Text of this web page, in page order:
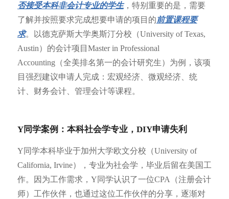
否接受本科非会计专业的学生，特别重要的是，需要
了解并按照要求完成想要申请的项目的前置课程要
求。以德克萨斯大学奥斯汀分校（University of Texas,
Austin）的会计项目Master in Professional
Accounting（全美排名第一的会计研究生）为例，该项
目强烈建议申请人完成：宏观经济、微观经济、统
计、财务会计、管理会计等课程。
Y同学案例：本科社会学专业，DIY申请失利
Y同学本科毕业于加州大学欧文分校（University of
California, Irvine），专业为社会学，毕业后留在美国工
作。因为工作需求，Y同学认识了一位CPA（注册会计
师）工作伙伴，也通过这位工作伙伴的分享，逐渐对